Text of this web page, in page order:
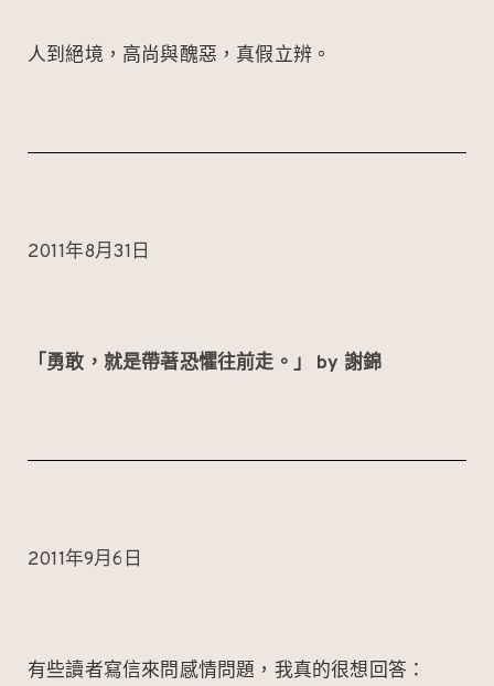
o
b
人到絕境，高尚與醜惡，真假立辨。
2011年8月31日
「勇敢，就是帶著恐懼往前走。」 by 謝錦
2011年9月6日
有些讀者寫信來問感情問題，我真的很想回答：